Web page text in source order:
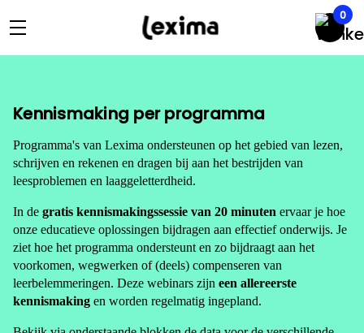
0
Kennismaking per programma
Programma's van Lexima ondersteunen op het gebied van lezen,
schrijven en rekenen en dragen bij aan het bestrijden van
leesproblemen en laaggeletterdheid.
In de gratis kennismakingssessie van 20 minuten ervaar je hoe
onze educatieve oplossingen bijdragen aan effectief onderwijs. Je
ziet hoe het programma ondersteunt en zo bijdraagt aan het
voorkomen, wegwerken of (deels) compenseren van
leerbelemmeringen. Deze webinars zijn een allereerste
kennismaking en worden regelmatig ingepland.